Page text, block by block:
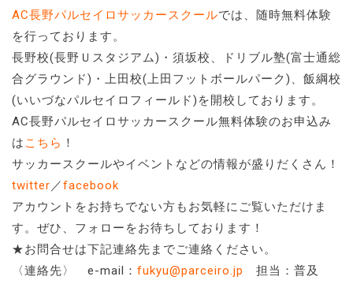
AC長野パルセイロサッカースクールでは、随時無料体験
を行っております。
長野校(長野Ｕスタジアム)・須坂校、ドリブル塾(富士通総
合グラウンド)・上田校(上田フットボールパーク)、飯綱校
(いいづなパルセイロフィールド)を開校しております。
AC長野パルセイロサッカースクール無料体験のお申込み
は こちら ！
サッカースクールやイベントなどの情報が盛りだくさん！
twitter／facebook
アカウントをお持ちでない方もお気軽にご覧いただけま
す。ぜひ、フォローをお待ちしております！
★お問合せは下記連絡先までご連絡ください。
〈連絡先〉 e-mail： fukyu@parceiro.jp
担当：普及